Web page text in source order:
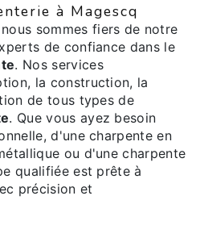
à Magescq
sommes fiers de notre
de confiance dans le
. Nos services
la construction, la
de tous types de
. Que vous ayez besoin
d'une charpente en
ou d'une charpente
qualifiée est prête à
précision et